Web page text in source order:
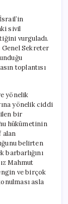
Sumud
Filosu’ndaki
Aktivistlerin
Serbest
Bırakılması
İçin
Acil
sivil
vurguladı.
Genel Sekreter
toplantısı
yönelik
yönelik ciddi
bir
hükümetinin
alan
belirten
barbarlığını
Mahmut
ve birçok
asla